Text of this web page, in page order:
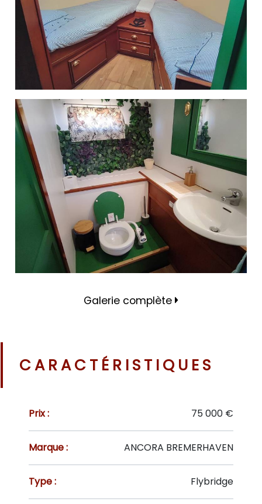
Galerie complète
CARACTÉRISTIQUES
Prix : 75 000 €
Marque : ANCORA BREMERHAVEN
Type : Flybridge